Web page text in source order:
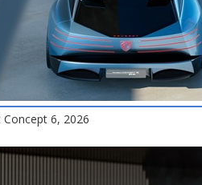
Concept 6, 2026